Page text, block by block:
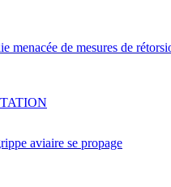
menacée de mesures de
aviaire se propage